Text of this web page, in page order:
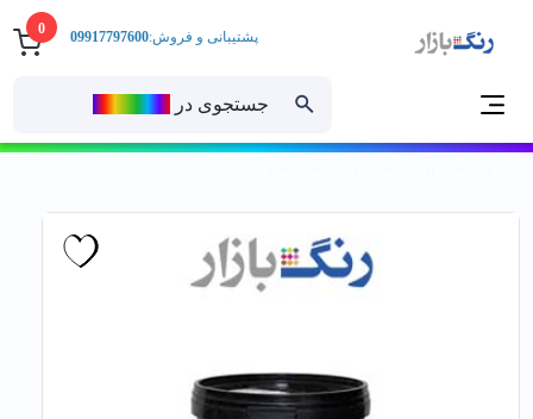
0
جستجوی در
پشتیبانی و فروش:09917797600